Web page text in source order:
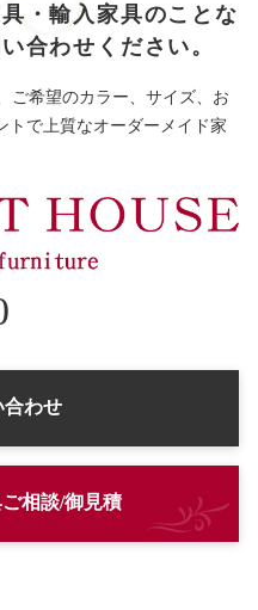
・輸入家具のことな
合わせください。
ご希望のカラー、サイズ、お
トで上質なオーダーメイド家
合わせ
相談/御見積